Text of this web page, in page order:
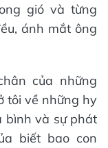
gió và từng
ánh mắt ông
của những
tôi về những hy
bình và sự phát
biết bao con